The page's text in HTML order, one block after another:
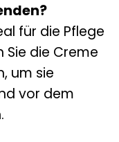
für die Pflege
Sie die Creme
um sie
vor dem